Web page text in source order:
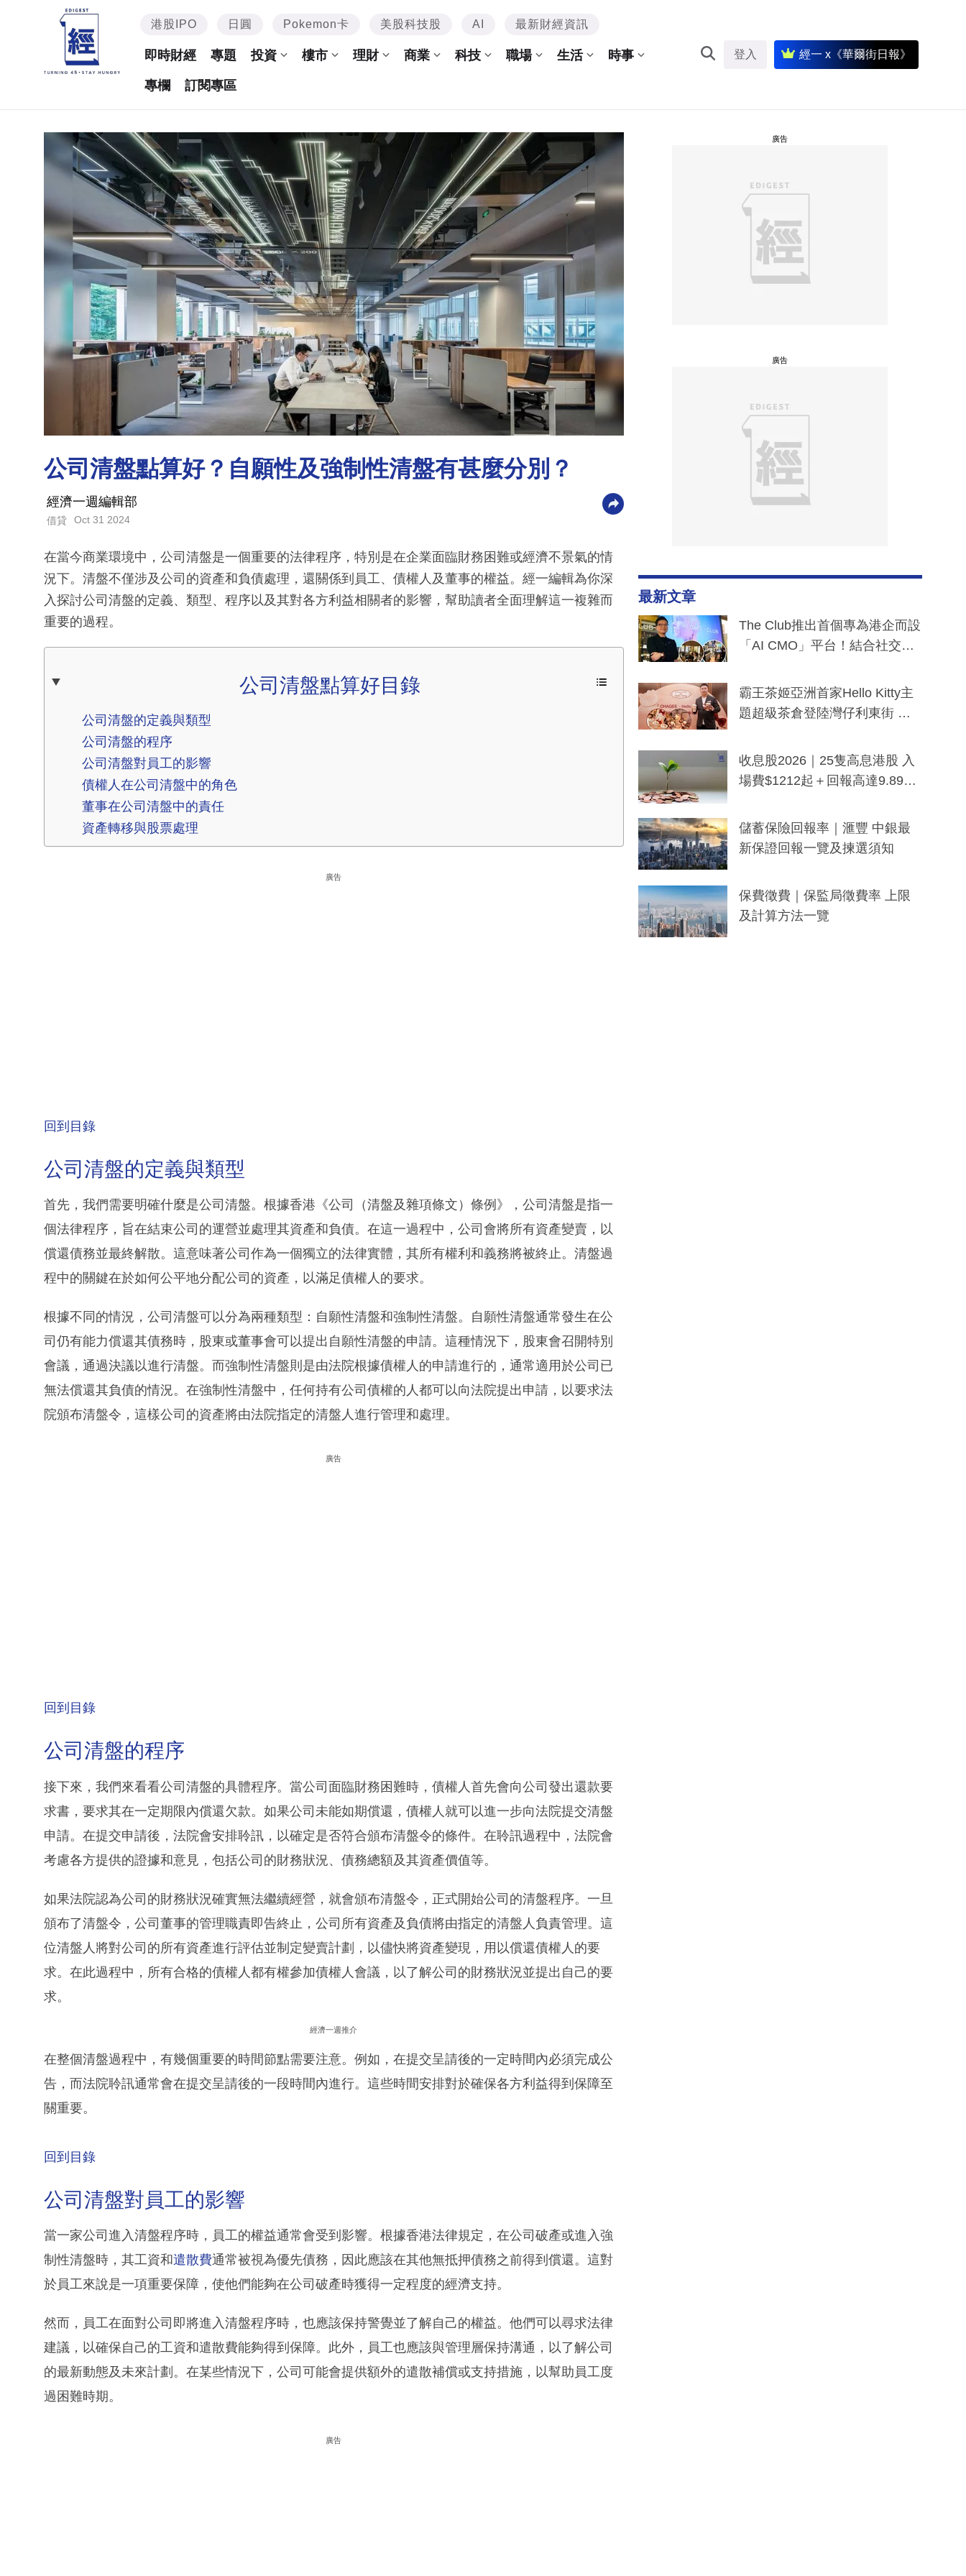
港股IPO 日圓 Pokemon卡 美股科技股 AI 最新財經資訊
即時財經 專題 投資 樓市 理財 商業 科技 職場 生活 時事
專欄 訂閱專區
登入 經一 x《華爾街日報》
公司清盤點算好？自願性及強制性清盤有甚麼分別？
經濟一週編輯部
借貸 Oct 31 2024
在當今商業環境中，公司清盤是一個重要的法律程序，特別是在企業面臨財務困難或經濟不景氣的情
況下。清盤不僅涉及公司的資產和負債處理，還關係到員工、債權人及董事的權益。經一編輯為你深
入探討公司清盤的定義、類型、程序以及其對各方利益相關者的影響，幫助讀者全面理解這一複雜而
重要的過程。
公司清盤點算好目錄
公司清盤的定義與類型
公司清盤的程序
公司清盤對員工的影響
債權人在公司清盤中的角色
董事在公司清盤中的責任
資產轉移與股票處理
廣告
回到目錄
公司清盤的定義與類型
首先，我們需要明確什麼是公司清盤。根據香港《公司（清盤及雜項條文）條例》，公司清盤是指一
個法律程序，旨在結束公司的運營並處理其資產和負債。在這一過程中，公司會將所有資產變賣，以
償還債務並最終解散。這意味著公司作為一個獨立的法律實體，其所有權利和義務將被終止。清盤過
程中的關鍵在於如何公平地分配公司的資產，以滿足債權人的要求。
根據不同的情況，公司清盤可以分為兩種類型：自願性清盤和強制性清盤。自願性清盤通常發生在公
司仍有能力償還其債務時，股東或董事會可以提出自願性清盤的申請。這種情況下，股東會召開特別
會議，通過決議以進行清盤。而強制性清盤則是由法院根據債權人的申請進行的，通常適用於公司已
無法償還其負債的情況。在強制性清盤中，任何持有公司債權的人都可以向法院提出申請，以要求法
院頒布清盤令，這樣公司的資產將由法院指定的清盤人進行管理和處理。
廣告
回到目錄
公司清盤的程序
接下來，我們來看看公司清盤的具體程序。當公司面臨財務困難時，債權人首先會向公司發出還款要
求書，要求其在一定期限內償還欠款。如果公司未能如期償還，債權人就可以進一步向法院提交清盤
申請。在提交申請後，法院會安排聆訊，以確定是否符合頒布清盤令的條件。在聆訊過程中，法院會
考慮各方提供的證據和意見，包括公司的財務狀況、債務總額及其資產價值等。
如果法院認為公司的財務狀況確實無法繼續經營，就會頒布清盤令，正式開始公司的清盤程序。一旦
頒布了清盤令，公司董事的管理職責即告終止，公司所有資產及負債將由指定的清盤人負責管理。這
位清盤人將對公司的所有資產進行評估並制定變賣計劃，以儘快將資產變現，用以償還債權人的要
求。在此過程中，所有合格的債權人都有權參加債權人會議，以了解公司的財務狀況並提出自己的要
求。
經濟一週推介
在整個清盤過程中，有幾個重要的時間節點需要注意。例如，在提交呈請後的一定時間內必須完成公
告，而法院聆訊通常會在提交呈請後的一段時間內進行。這些時間安排對於確保各方利益得到保障至
關重要。
回到目錄
公司清盤對員工的影響
當一家公司進入清盤程序時，員工的權益通常會受到影響。根據香港法律規定，在公司破產或進入強
制性清盤時，其工資和遣散費通常被視為優先債務，因此應該在其他無抵押債務之前得到償還。這對
於員工來說是一項重要保障，使他們能夠在公司破產時獲得一定程度的經濟支持。
然而，員工在面對公司即將進入清盤程序時，也應該保持警覺並了解自己的權益。他們可以尋求法律
建議，以確保自己的工資和遣散費能夠得到保障。此外，員工也應該與管理層保持溝通，以了解公司
的最新動態及未來計劃。在某些情況下，公司可能會提供額外的遣散補償或支持措施，以幫助員工度
過困難時期。
廣告
廣告
廣告
最新文章
The Club推出首個專為港企而設
「AI CMO」平台！結合社交聆
分鐘生成「貼地」宣傳短片
霸王茶姬亞洲首家Hello Kitty主
題超級茶倉登陸灣仔利東街 推
y及香港限定特調系列
收息股2026｜25隻高息港股 入
場費$1212起＋回報高達9.89
儲蓄保險回報率｜滙豐 中銀最
新保證回報一覽及揀選須知
保費徵費｜保監局徵費率 上限
及計算方法一覽